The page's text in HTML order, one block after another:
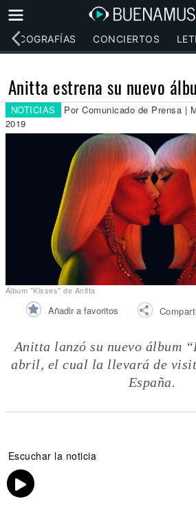
DISCOGRAFÍAS CONCIERTOS
Anitta estrena su nuevo
NOTICIAS
Por Comunicado de Prensa |
2019
Álbum "Kisses" de Anitta
Añadir a favoritos
Anitta lanzó su nuevo álbum
abril, el cual la llevará de
España.
Escuchar la noticia